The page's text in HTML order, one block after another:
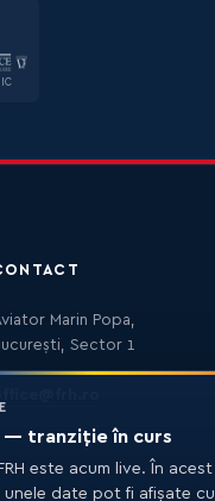
— tranziție în curs
este acum live. În acest
unele date pot fi afișate cu
Marin Popa,
Sector 1